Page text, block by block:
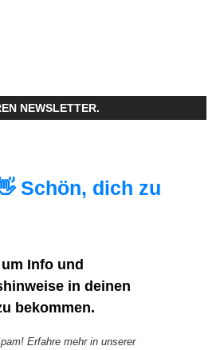
NEWSLETTER.
Schön, dich zu
Info und
in deinen
bekommen.
Erfahre mehr in unserer